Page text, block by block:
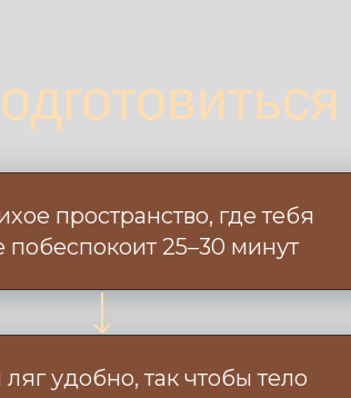
пространство, где тебя
побеспокоит 25–30 минут
удобно, так чтобы тело